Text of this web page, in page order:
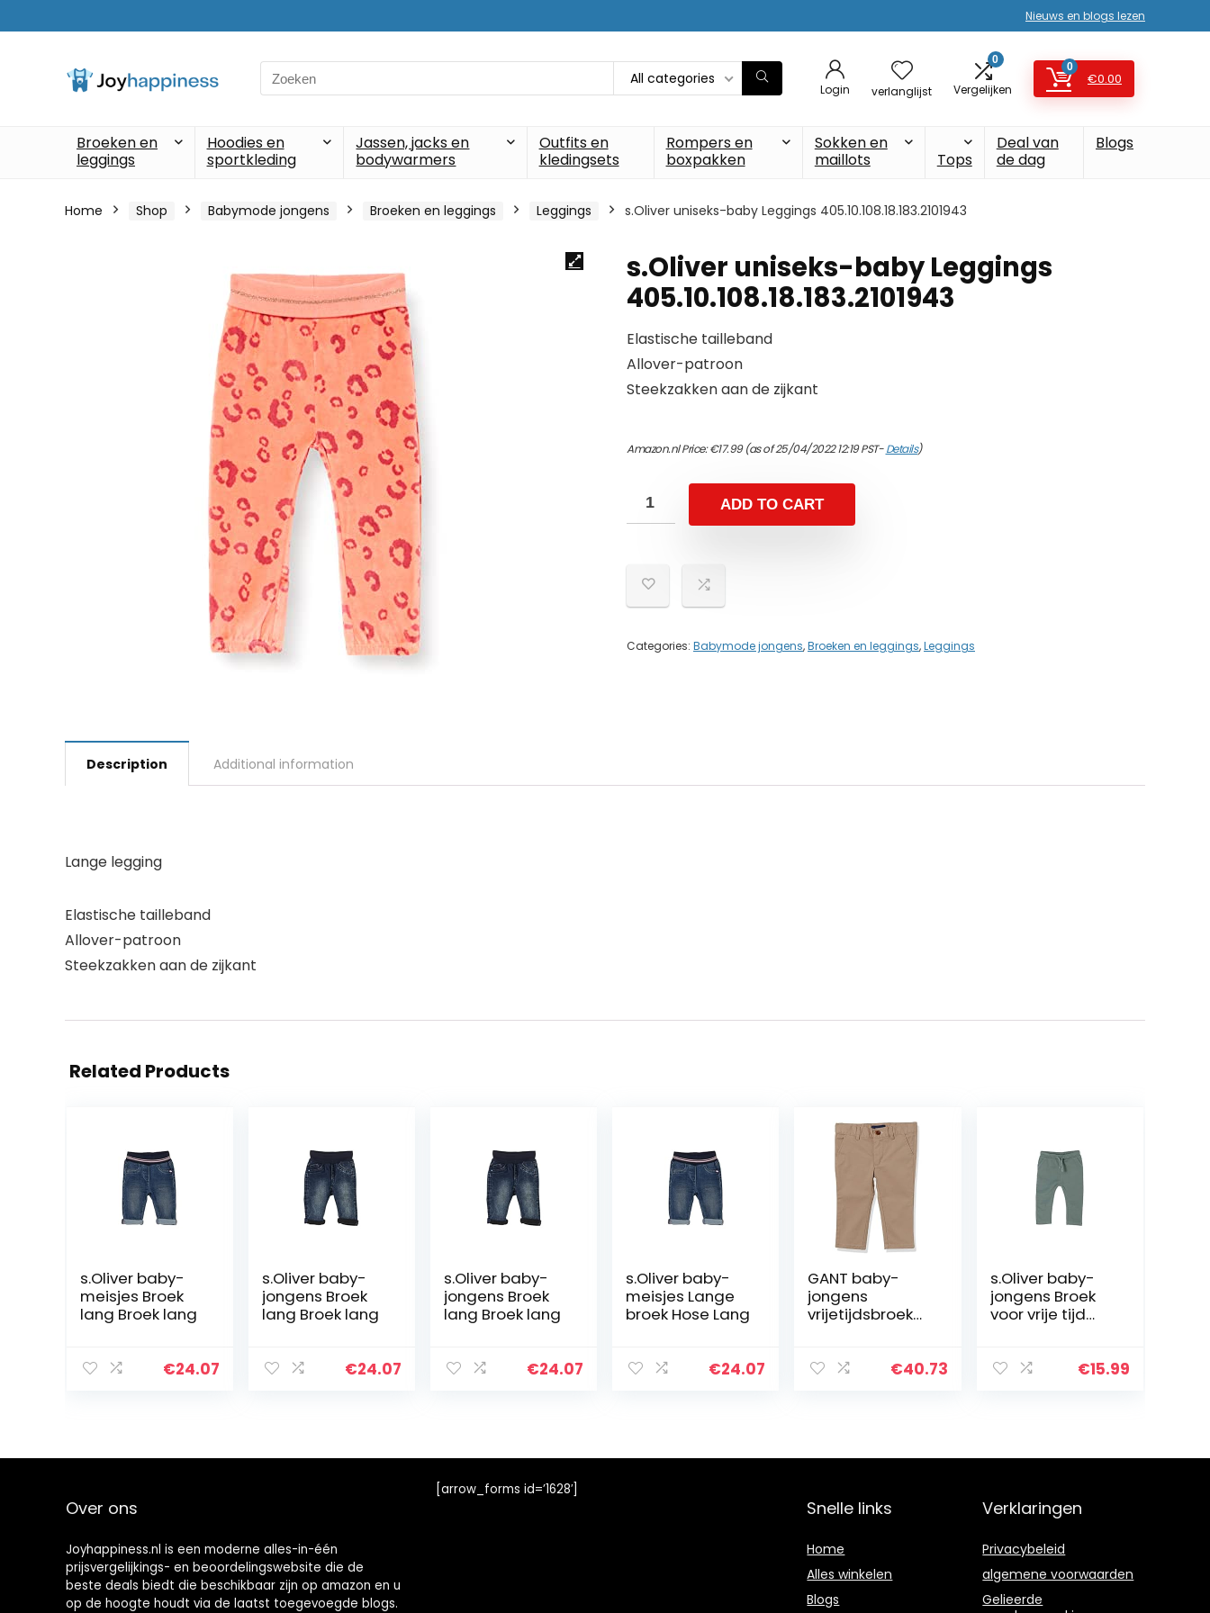
Nieuws en blogs lezen
Search
for:
All categories
Login verlanglijst
0
Vergelijken
0
€0.00
Broeken en
leggings
Hoodies en
sportkleding
Jassen, jacks en
bodywarmers
Outfits en
kledingsets
Rompers en
boxpakken
Sokken en
maillots
Tops
Deal van
de dag
Blogs
Home Shop Babymode jongens Broeken en leggings Leggings s.Oliver uniseks-baby Leggings 405.10.108.18.183.2101943
s.Oliver uniseks-baby Leggings
405.10.108.18.183.2101943
Elastische tailleband
Allover-patroon
Steekzakken aan de zijkant
Amazon.nl Price:€17.99(as of 25/04/2022 12:19 PST-Details)
ADD TO CART
Categories: Babymode jongens,Broeken en leggings,Leggings
Description Additional information
Lange legging
Elastische tailleband
Allover-patroon
Steekzakken aan de zijkant
Related Products
s.Oliver baby-
meisjes Broek
lang Broek lang
€24.07
s.Oliver baby-
jongens Broek
lang Broek lang
€24.07
s.Oliver baby-
jongens Broek
lang Broek lang
€24.07
s.Oliver baby-
meisjes Lange
broek Hose Lang
€24.07
GANT baby-
jongens
vrijetijdsbroek
€40.73
s.Oliver baby-
jongens Broek
voor vrije tijd
€15.99
Over ons
Joyhappiness.nl is een moderne alles-in-één
prijsvergelijkings- en beoordelingswebsite die de
beste deals biedt die beschikbaar zijn op amazon en u
op de hoogte houdt via de laatst toegevoegde blogs.
[arrow_forms id=’1628′]
Snelle links
Home
Alles winkelen
Blogs
Verklaringen
Privacybeleid
algemene voorwaarden
Gelieerde